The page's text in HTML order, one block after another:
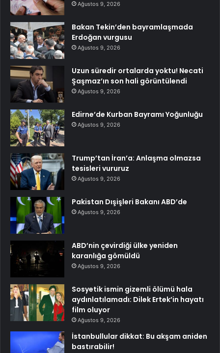
Ağustos 9, 2026
Bakan Tekin’den bayramlaşmada
Erdoğan vurgusu
Ağustos 9, 2026
Uzun süredir ortalarda yoktu! Necati
Şaşmaz’ın son hali görüntülendi
Ağustos 9, 2026
Edirne’de Kurban Bayramı Yoğunluğu
Ağustos 9, 2026
Trump’tan İran’a: Anlaşma olmazsa
tesisleri vururuz
Ağustos 9, 2026
Pakistan Dışişleri Bakanı ABD’de
Ağustos 9, 2026
ABD’nin çevirdiği ülke yeniden
karanlığa gömüldü
Ağustos 9, 2026
Sosyetik ismin gizemli ölümü hala
aydınlatılamadı: Dilek Ertek’in hayatı
film oluyor
Ağustos 9, 2026
İstanbullular dikkat: Bu akşam aniden
bastırabilir!